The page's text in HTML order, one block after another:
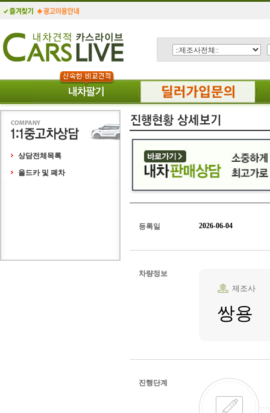
상담전체목록
올드카 및 폐차
등록일 2026-06-04
차량정보
제조사
쌍용
진행단계